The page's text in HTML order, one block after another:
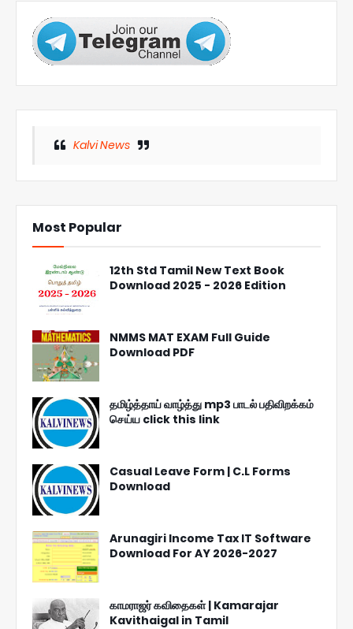
Kalvi News
Most Popular
12th Std Tamil New Text Book
Download 2025 - 2026 Edition
NMMS MAT EXAM Full Guide
Download PDF
தமிழ்த்தாய் வாழ்த்து mp3 பாடல் பதிவிறக்கம்
செய்ய click this link
Casual Leave Form | C.L Forms
Download
Arunagiri Income Tax IT Software
Download For AY 2026-2027
காமராஜர் கவிதைகள் | Kamarajar
Kavithaigal in Tamil